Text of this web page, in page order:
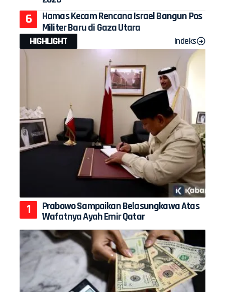
Hamas Kecam Rencana Israel Bangun Pos
Militer Baru di Gaza Utara
HIGHLIGHT
Indeks
Prabowo Sampaikan Belasungkawa Atas
Wafatnya Ayah Emir Qatar